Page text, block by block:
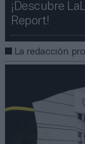
¡Descubre
Report!​​
La redacción